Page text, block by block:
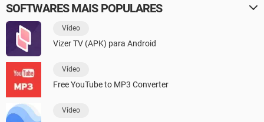
SOFTWARES MAIS POPULARES
Vídeo
Vizer TV (APK) para Android
Vídeo
Free YouTube to MP3 Converter
Vídeo